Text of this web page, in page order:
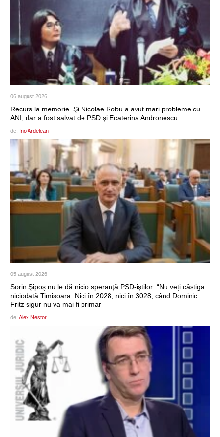
06 august 2026
Recurs la memorie. Şi Nicolae Robu a avut mari probleme cu
ANI, dar a fost salvat de PSD şi Ecaterina Andronescu
de: Ino Ardelean
05 august 2026
Sorin Şipoş nu le dă nicio speranţă PSD-iştilor: “Nu veți câștiga
niciodată Timișoara. Nici în 2028, nici în 3028, când Dominic
Fritz sigur nu va mai fi primar
de: Alex Nestor